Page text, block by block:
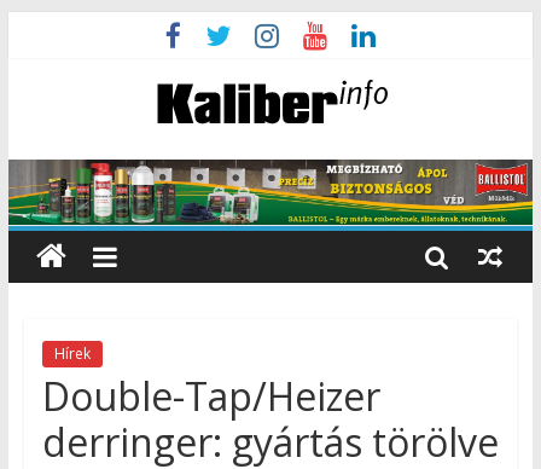
Hírek
Double-Tap/Heizer
derringer: gyártás törölve